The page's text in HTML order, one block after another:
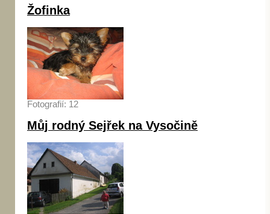
Žofinka
Fotografií: 12
Můj rodný Sejřek na Vysočině